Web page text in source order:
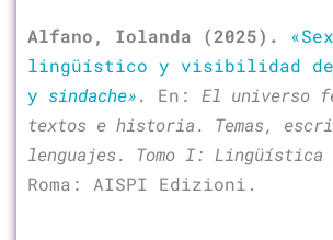
Alfano, Iolanda (2025).
lingüístico y visibilidad de
y sindache». En: El universo
textos e historia. Temas,
lenguajes. Tomo I: Lingüística
Roma: AISPI Edizioni.